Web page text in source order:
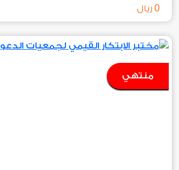
0 ريال
منتهي